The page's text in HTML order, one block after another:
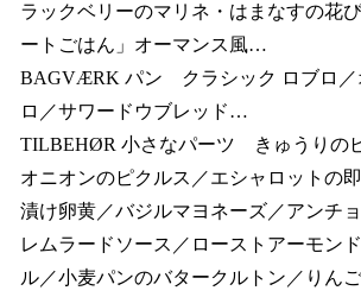
ラックベリーのマリネ・はまなすの花
ートごはん」オーマンス風…
BAGVÆRK パン クラシック ロブロ／
ロ／サワードウブレッド…
TILBEHØR 小さなパーツ きゅうりの
オニオンのピクルス／エシャロットの
漬け卵黄／バジルマヨネーズ／アンチ
レムラードソース／ローストアーモン
ル／小麦パンのバタークルトン／りん